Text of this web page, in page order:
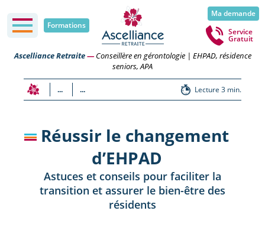
Formations
Ma demande
Service
Gratuit
Ascelliance Retraite—Conseillère en gérontologie | EHPAD, résidence
seniors, APA
... ... Lecture 3 min.
Réussir le changement
d’EHPAD
Astuces et conseils pour faciliter la
transition et assurer le bien-être des
résidents